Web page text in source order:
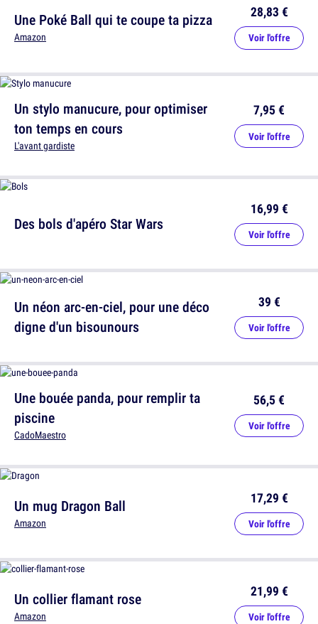
Une Poké Ball qui te coupe ta pizza
Amazon
28,83 €
Voir l'offre
Des bols d'apéro Star Wars
16,99 €
Voir l'offre
Une bouée panda, pour remplir ta
piscine
CadoMaestro
56,5 €
Voir l'offre
Un mug Dragon Ball
Amazon
17,29 €
Voir l'offre
Un stylo manucure, pour optimiser
ton temps en cours
L'avant gardiste
7,95 €
Voir l'offre
Un néon arc-en-ciel, pour une déco
digne d'un bisounours
39 €
Voir l'offre
Un collier flamant rose
Amazon
21,99 €
Voir l'offre